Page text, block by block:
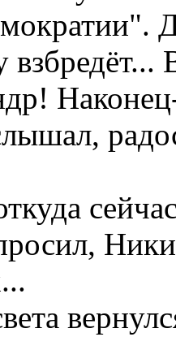
взбредёт...